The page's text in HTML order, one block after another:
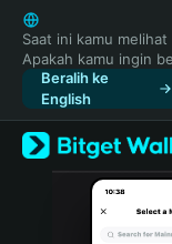
English
日本語
Tiếng Việt
Русский
Español
Türkçe
Italiano
Saat ini kamu
Apakah kamu ingin
Beralih ke
English